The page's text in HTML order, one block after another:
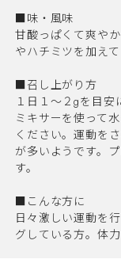
■味・風味
甘酸っぱくて爽や
やハチミツを加えて
■召し上がり方
１日１～２gを目
ミキサーを使って
ください。運動を
が多いようです。
す。
■こんな方に
日々激しい運動を
グしている方。体